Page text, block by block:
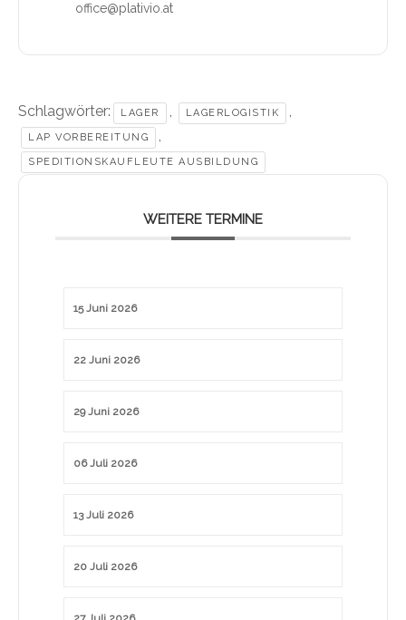
office@plativio.at
Schlagwörter: LAGER , LAGERLOGISTIK ,
LAP VORBEREITUNG ,
SPEDITIONSKAUFLEUTE AUSBILDUNG
WEITERE TERMINE
15 Juni 2026
22 Juni 2026
29 Juni 2026
06 Juli 2026
13 Juli 2026
20 Juli 2026